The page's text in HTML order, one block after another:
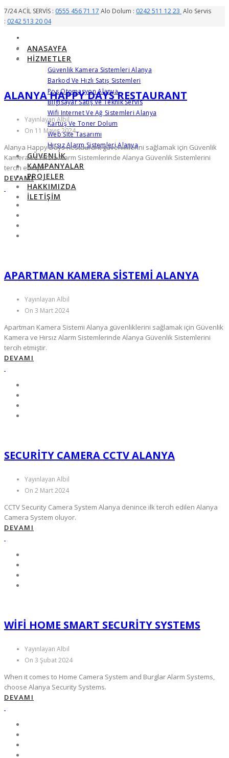
7/24 ACİL SERVİS : 0555 456 71 17 Alo Dolum : 0242 511 12 23 Alo Servis
: 0242 513 20 04
ANASAYFA
HIZMETLER
Güvenlik Kamera Sistemleri Alanya
Barkod Ve Hızlı Satış Sistemleri
Pos Otomasyon Alanya
Bilgisayar Satış Ve Teknik Servis
Wifi Internet Ve Ağ Sistemleri Alanya
Kartuş Ve Toner Dolum
Web Site Tasarımı
Hırsız Alarm Sistemleri Alanya
GÜVENLIK
KAMPANYALAR
PROJELER
HAKKIMIZDA
İLETIŞIM
ALANYA HAPPY DAYS RESTAURANT
Yayınlayan Albil
On 11 Mayıs 2024
Alanya Happy Days Restaurant güvenliklerini sağlamak için Güvenlik
Kamera ve Hırsız Alarm Sistemlerinde Alanya Güvenlik Sistemlerini
tercih etmiştir.
DEVAMI
APARTMAN KAMERA SISTEMI ALANYA
Yayınlayan Albil
On 3 Mart 2024
Apartman Kamera Sistemi Alanya güvenliklerini sağlamak için Güvenlik
Kamera ve Hırsız Alarm Sistemlerinde Alanya Güvenlik Sistemlerini
tercih etmiştir.
DEVAMI
SECURITY CAMERA CCTV ALANYA
Yayınlayan Albil
On 2 Mart 2024
CCTV Security Camera System Alanya denince ilk tercih edilen Alanya
Camera System oluyor.
DEVAMI
WIFI HOME SMART SECURITY SYSTEMS
Yayınlayan Albil
On 3 Şubat 2024
When it comes to Home Camera System and Burglar Alarm Systems,
choose Alanya Security Systems.
DEVAMI